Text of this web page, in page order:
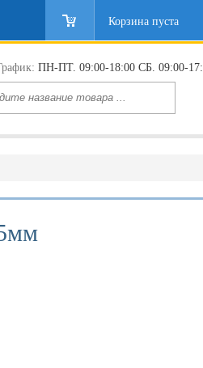
Корзина пуста
ПН-ПТ. 09:00-18:00 СБ. 09:00-